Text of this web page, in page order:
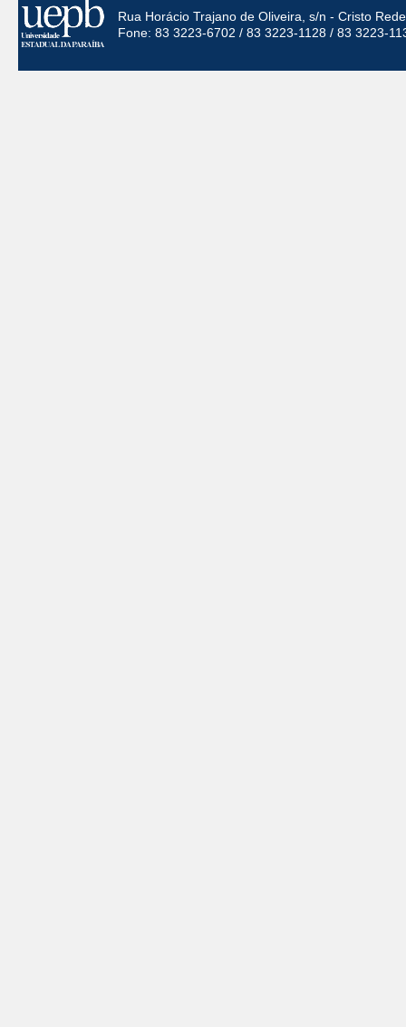
Rua Horácio Trajano de Oliveira, s/n - Cristo
Fone: 83 3223-6702 / 83 3223-1128 / 83 3223-